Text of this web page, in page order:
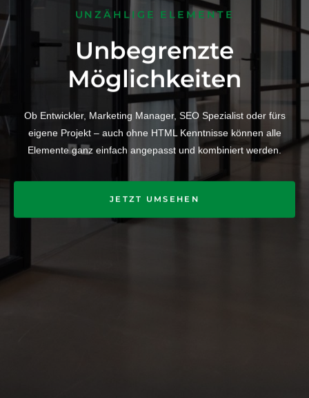
UNZÄHLIGE ELEMENTE
Unbegrenzte
Möglichkeiten
Ob Entwickler, Marketing Manager, SEO Spezialist oder fürs
eigene Projekt – auch ohne HTML Kenntnisse können alle
Elemente ganz einfach angepasst und kombiniert werden.
JETZT UMSEHEN